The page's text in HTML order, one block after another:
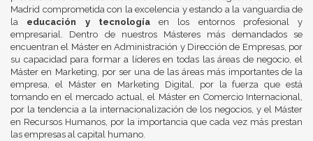
Madrid comprometida con la excelencia y estando a la vanguardia de
la educación y tecnologíaen los entornos profesional y
empresarial. Dentro de nuestros Másteres más demandados se
encuentran el Máster en Administración y Dirección de Empresas, por
su capacidad para formar a líderes en todas las áreas de negocio, el
Máster en Marketing, por ser una de las áreas más importantes de la
empresa, el Máster en Marketing Digital, por la fuerza que está
tomando en el mercado actual, el Máster en Comercio Internacional,
por la tendencia a la internacionalización de los negocios, y el Máster
en Recursos Humanos, por la importancia que cada vez más prestan
las empresas al capital humano.